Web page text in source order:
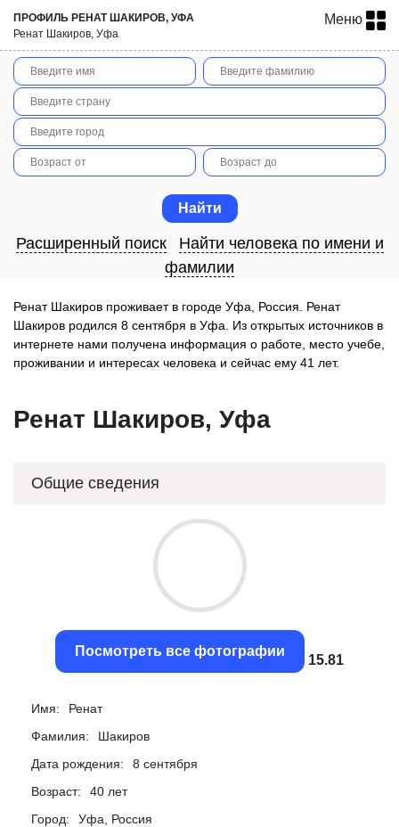
ПРОФИЛЬ РЕНАТ ШАКИРОВ, УФА
Ренат Шакиров, Уфа
Меню
Расширенный поиск
Найти человека по имени и
фамилии
Ренат Шакиров проживает в городе Уфа, Россия. Ренат
Шакиров родился 8 сентября в Уфа. Из открытых источников в
интернете нами получена информация о работе, место учебе,
проживании и интересах человека и сейчас ему 41 лет.
Ренат Шакиров, Уфа
Общие сведения
Посмотреть все фотографии
15.5
Имя:
Ренат
Фамилия:
Шакиров
Дата рождения:
8 сентября
Возраст:
40 лет
Город:
Уфа, Россия